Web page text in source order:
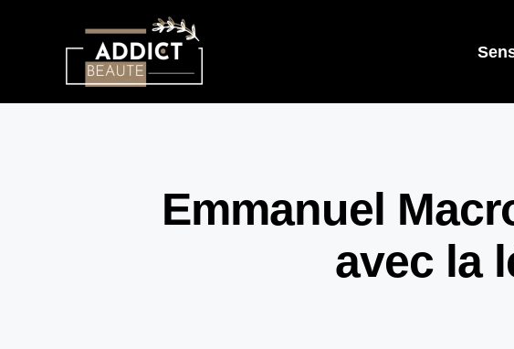
Emmanuel
avec la